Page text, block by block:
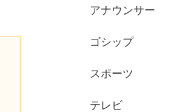
アナウンサー
ゴシップ
スポーツ
テレビ